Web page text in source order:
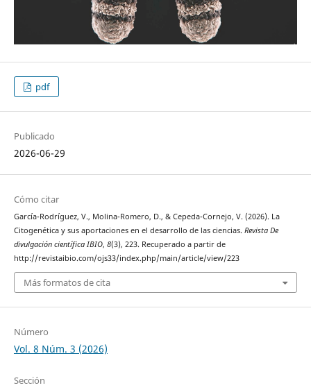
pdf
Publicado
2026-06-29
Cómo citar
García-Rodríguez, V., Molina-Romero, D., & Cepeda-Cornejo, V. (2026). La
Citogenética y sus aportaciones en el desarrollo de las ciencias. Revista De
divulgación científica IBIO, 8(3), 223. Recuperado a partir de
http://revistaibio.com/ojs33/index.php/main/article/view/223
Más formatos de cita
Número
Vol. 8 Núm. 3 (2026)
Sección